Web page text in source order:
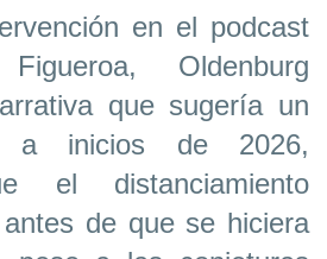
en el podcast
Oldenburg
que sugería un
a inicios de 2026,
el distanciamiento
de que se hiciera